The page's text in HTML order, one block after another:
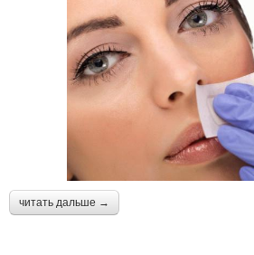
читать дальше →